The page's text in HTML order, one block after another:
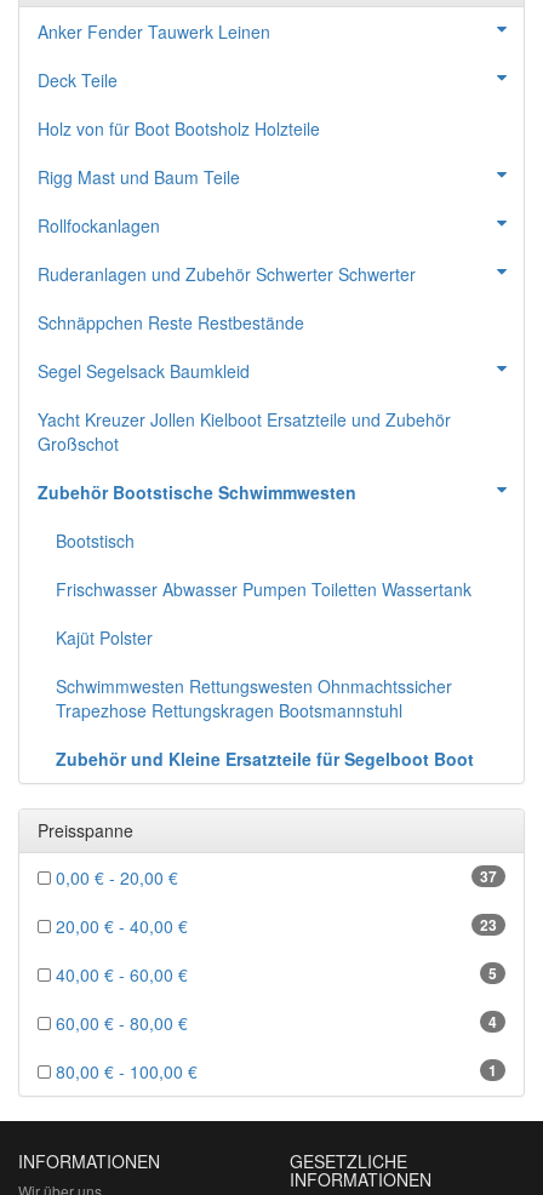
Anker Fender Tauwerk Leinen
Deck Teile
Holz von für Boot Bootsholz Holzteile
Rigg Mast und Baum Teile
Rollfockanlagen
Ruderanlagen und Zubehör Schwerter Schwerter
Schnäppchen Reste Restbestände
Segel Segelsack Baumkleid
Yacht Kreuzer Jollen Kielboot Ersatzteile und Zubehör
Großschot
Zubehör Bootstische Schwimmwesten
Bootstisch
Frischwasser Abwasser Pumpen Toiletten Wassertank
Kajüt Polster
Schwimmwesten Rettungswesten Ohnmachtssicher
Trapezhose Rettungskragen Bootsmannstuhl
Zubehör und Kleine Ersatzteile für Segelboot Boot
Preisspanne
37
0,00 € - 20,00 €
23
20,00 € - 40,00 €
5
40,00 € - 60,00 €
4
60,00 € - 80,00 €
1
80,00 € - 100,00 €
INFORMATIONEN
Wir über uns
GESETZLICHE
INFORMATIONEN